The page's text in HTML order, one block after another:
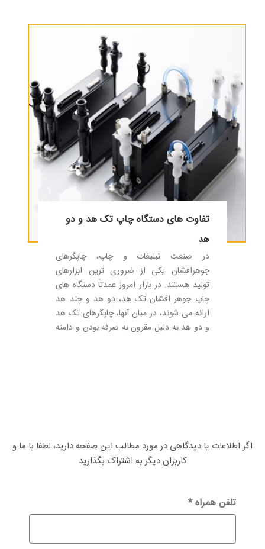
انتخاب نوع پارچه برای چاپ سابلیمیشن و نقش
آن در کیفیت محصول نهایی خود کنجکاو باشید،
حقیقت این است که انتخاب پارچه بسیار مهم
تفاوت های دستگاه چاپ تک هد و دو
هد
در صنعت تبلیغات و چاپ، چاپگرهای
جوهرافشان یکی از ضروری ترین ابزارهای
تولید هستند. در بازار امروز عمدتاً دستگاه های
چاپ جوهر افشان تک هد، دو هد و چند هد
ارائه می شوند، در میان آنها، چاپگرهای تک هد
و دو هد به دلیل مقرون به صرفه بودن و دامنه
باشید، بنابراین می توانید چاپگر جوهر افشان
مناسب را با اطمینان انتخاب کنید.
اگر اطلاعات یا دیدگاهی در مورد مطالب این صفحه دارید، لطفا با ما و
کاربران دیگر به اشتراک بگذارید
* تلفن همراه